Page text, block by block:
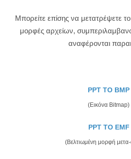
Μπορείτε επίσης να μετατρέψετε
μορφές αρχείων,
αναφέρονται
PPT TO BMP
(Εικόνα Bitmap)
PPT TO EMF
(Βελτιωμένη μορφή μετα-